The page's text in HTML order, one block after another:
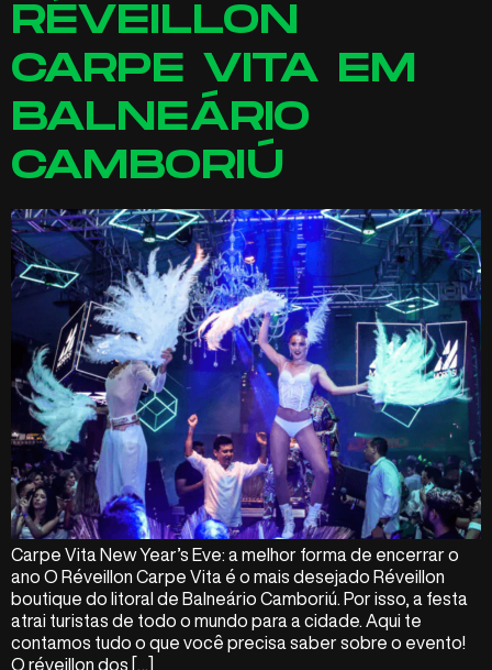
RÉVEILLON
CARPE VITA EM
BALNEÁRIO
CAMBORIÚ
Carpe Vita New Year’s Eve: a melhor forma de encerrar o
ano O Réveillon Carpe Vita é o mais desejado Réveillon
boutique do litoral de Balneário Camboriú. Por isso, a festa
atrai turistas de todo o mundo para a cidade. Aqui te
contamos tudo o que você precisa saber sobre o evento!
O réveillon dos […]